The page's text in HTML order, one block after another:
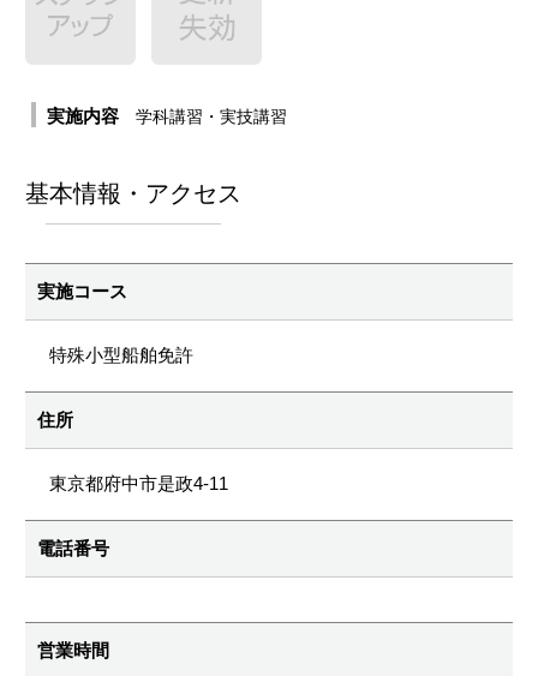
実施内容 学科講習・実技講習
基本情報・アクセス
実施コース
特殊小型船舶免許
住所
東京都府中市是政4-11
電話番号
営業時間